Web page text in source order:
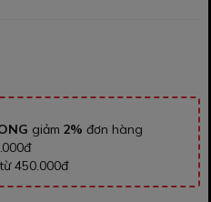
giảm 2% đơn hàng
450.000đ